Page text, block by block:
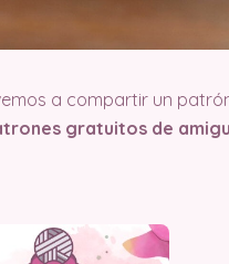
a compartir un
gratuitos de